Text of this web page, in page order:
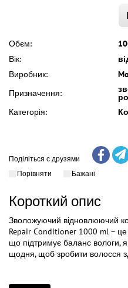
Обєм:
Вік:
Виробник:
Призначення:
Категорія:
Поділіться с друзями
Порівняти
Бажані
Короткий опис
Зволожуючий відновлюючий
Repair Conditioner 1000 ml –
що підтримує баланс вологи,
щодня, щоб зробити волосся